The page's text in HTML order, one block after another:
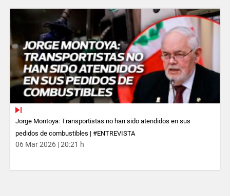
Jorge Montoya: Transportistas no han sido atendidos en sus
pedidos de combustibles | #ENTREVISTA
06 Mar 2026 | 20:21 h